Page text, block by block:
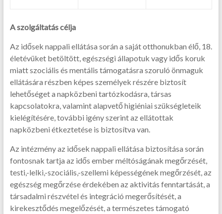
A szolgáltatás célja
Az idősek nappali ellátása során a saját otthonukban élő, 18.
életévüket betöltött, egészségi állapotuk vagy idős koruk
miatt szociális és mentális támogatásra szoruló önmaguk
ellátására részben képes személyek részére biztosít
lehetőséget a napközbeni tartózkodásra, társas
kapcsolatokra, valamint alapvető higiéniai szükségleteik
kielégítésére, további igény szerint az ellátottak
napközbeni étkeztetése is biztosítva van.
Az intézmény az idősek nappali ellátása biztosítása során
fontosnak tartja az idős ember méltóságának megőrzését,
testi,-lelki,-szociális,-szellemi képességének megőrzését, az
egészség megőrzése érdekében az aktivitás fenntartását, a
társadalmi részvétel és integráció megerősítését, a
kirekesztődés megelőzését, a természetes támogató